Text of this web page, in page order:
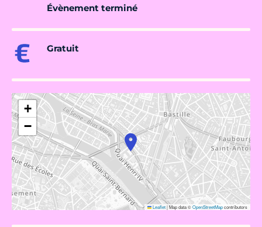
Évènement terminé
Gratuit
+
−
Leaflet|Map data ©OpenStreetMapcontributors